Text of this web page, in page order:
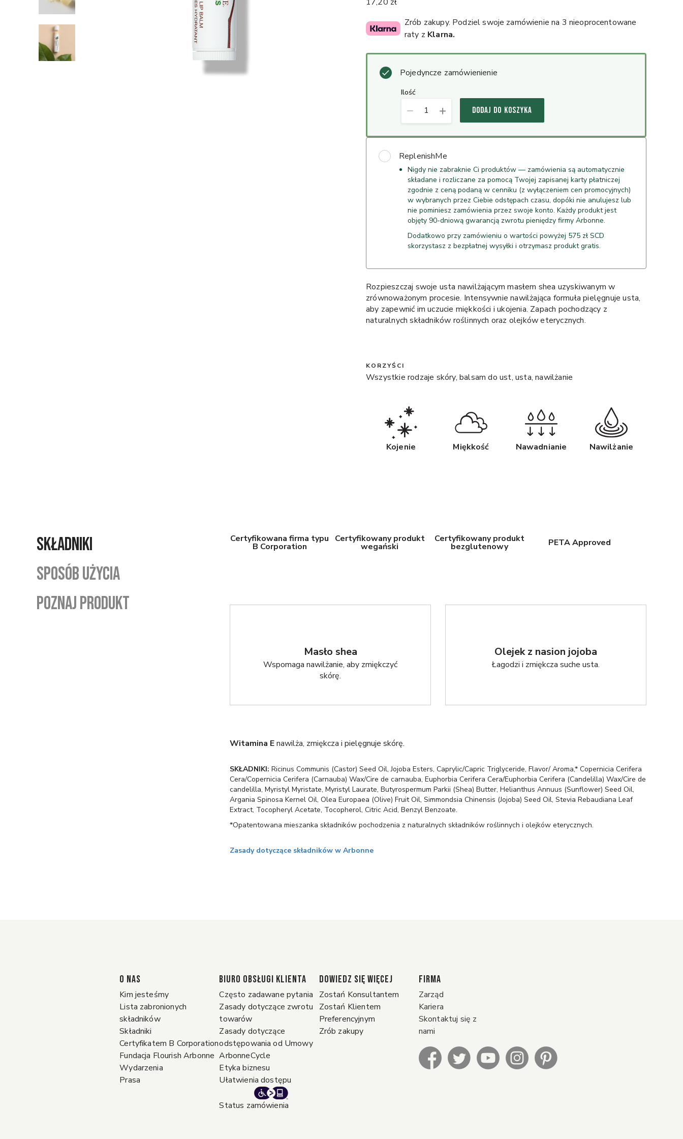
Zrób zakupy. Podziel swoje zamówienie na 3 nieoprocentowane
raty z Klarna.
Pojedyncze zamówienienie
ilość
1 DODAJ DO KOSZYKA
ReplenishMe
Nigdy nie zabraknie Ci produktów — zamówienia są automatycznie
składane i rozliczane za pomocą Twojej zapisanej karty płatniczej
zgodnie z ceną podaną w cenniku (z wyłączeniem cen promocyjnych)
w wybranych przez Ciebie odstępach czasu, dopóki nie anulujesz lub
nie pominiesz zamówienia przez swoje konto. Każdy produkt jest
objęty 90-dniową gwarancją zwrotu pieniędzy firmy Arbonne.
Dodatkowo przy zamówieniu o wartości powyżej 575 zł SCD
skorzystasz z bezpłatnej wysyłki i otrzymasz produkt gratis.
Rozpieszczaj swoje usta nawilżającym masłem shea uzyskiwanym w
zrównoważonym procesie. Intensywnie nawilżająca formuła pielęgnuje usta,
aby zapewnić im uczucie miękkości i ukojenia. Zapach pochodzący z
naturalnych składników roślinnych oraz olejków eterycznych.
KORZYŚCI
Wszystkie rodzaje skóry, balsam do ust, usta, nawilżanie
Kojenie Miękkość Nawadnianie Nawilżanie
SKŁADNIKI
SPOSÓB UŻYCIA
POZNAJ PRODUKT
Certyfikowana firma typu
B Corporation
Certyfikowany produkt
wegański
Certyfikowany produkt
bezglutenowy PETA Approved
Masło shea
Wspomaga nawilżanie, aby zmiękczyć
skórę.
Olejek z nasion jojoba
Łagodzi i zmiękcza suche usta.
Witamina Enawilża, zmiękcza i pielęgnuje skórę.
SKŁADNIKI: Ricinus Communis (Castor) Seed Oil, Jojoba Esters, Caprylic/Capric Triglyceride, Flavor/ Aroma,* Copernicia Cerifera
Cera/Copernicia Cerifera (Carnauba) Wax/Cire de carnauba, Euphorbia Cerifera Cera/Euphorbia Cerifera (Candelilla) Wax/Cire de
candelilla, Myristyl Myristate, Myristyl Laurate, Butyrospermum Parkii (Shea) Butter, Helianthus Annuus (Sunflower) Seed Oil,
Argania Spinosa Kernel Oil, Olea Europaea (Olive) Fruit Oil, Simmondsia Chinensis (Jojoba) Seed Oil, Stevia Rebaudiana Leaf
Extract, Tocopheryl Acetate, Tocopherol, Citric Acid, Benzyl Benzoate.
*Opatentowana mieszanka składników pochodzenia z naturalnych składników roślinnych i olejków eterycznych.
Zasady dotyczące składników w Arbonne
O NAS
Kim jesteśmy
Lista zabronionych
składników
Składniki
Certyfikatem B Corporation
Fundacja Flourish Arbonne
Wydarzenia
Prasa
BIURO OBSŁUGI KLIENTA
Często zadawane pytania
Zasady dotyczące zwrotu
towarów
Zasady dotyczące
odstępowania od Umowy
ArbonneCycle
Etyka biznesu
Ułatwienia dostępu
Status zamówienia
DOWIEDZ SIĘ WIĘCEJ
Zostań Konsultantem
Zostań Klientem
Preferencyjnym
Zrób zakupy
FIRMA
Zarząd
Kariera
Skontaktuj się z
nami